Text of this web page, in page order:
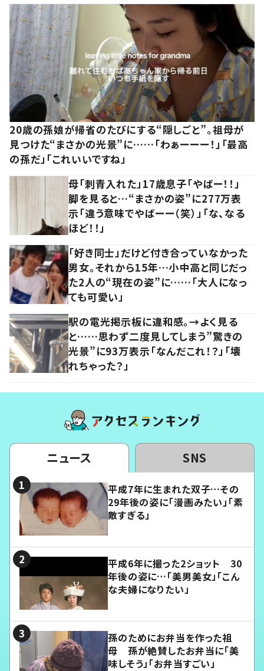
20歳の孫娘が帰省のたびにする“隠しごと”。祖母が
見つけた“まさかの光景”に……「わぁーーー！」「最高
の孫だ」「これいいですね」
母「刺青入れた」17歳息子「やばー！！」
脚を見ると…“まさかの姿”に277万表
示「違う意味でやばーー（笑）」「な、なる
ほど！！」
「好き同士」だけど付き合っていなかった
男女。それから15年…小中高と同じだっ
た2人の“現在の姿”に……「大人になっ
ても可愛い」
駅の電光掲示板に違和感。→よく見る
と……思わず二度見してしまう”驚きの
光景”に93万表示「なんだこれ！？」「壊
れちゃった？」
ニュース SNS
平成7年に生まれた双子…その
29年後の姿に「漫画みたい」「素
敵すぎる」
平成6年に撮った2ショット 30
年後の姿に…「美男美女」「こん
な夫婦になりたい」
孫のためにお弁当を作った祖
母 孫が絶賛したお弁当に「美
味しそう」「お弁当すごい」